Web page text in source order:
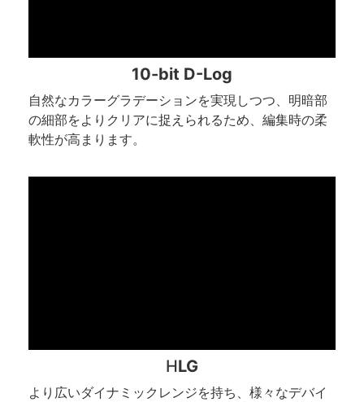
10-bit D-Log
自然なカラーグラデーションを実現しつつ、明暗部
の細部をよりクリアに捉えられるため、編集時の柔
軟性が高まります。
HLG
より広いダイナミックレンジを持ち、様々なデバイ